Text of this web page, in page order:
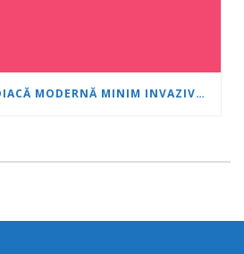
ÎN CHIRURGIA CARDIACĂ MODERNĂ MINIM INVAZIVĂ, VÂRSTA ESTE DOAR UN NUMĂR